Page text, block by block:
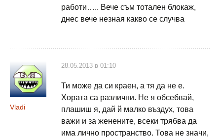
работи….. Вече съм тотален блокаж,
днес вече незная какво се случва
Vladi
28.05.2013 в 01:10
Ти може да си краен, а тя да не е.
Хората са различни. Не я обсебвай,
плашиш я, дай й малко въздух, това
важи и за женените, всеки трябва да
има лично пространство. Това не значи,